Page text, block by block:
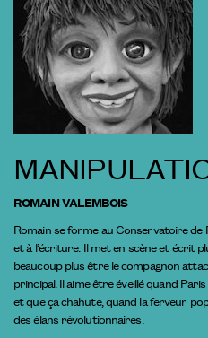
ROMAIN VALEMBOIS
Romain se forme au Conservatoire de
et à l’écriture. Il met en scène et écrit
beaucoup plus être le compagnon
principal. Il aime être éveillé quand
et que ça chahute, quand la ferveur
des élans révolutionnaires.